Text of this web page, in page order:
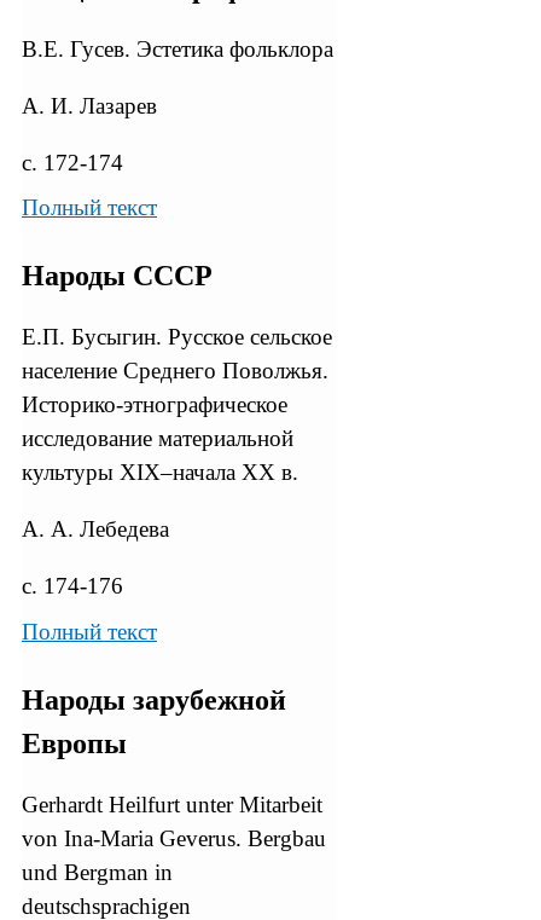
В.Е. Гусев. Эстетика фольклора
А. И. Лазарев
с. 172-174
Полный текст
Народы СССР
Е.П. Бусыгин. Русское сельское
население Среднего Поволжья.
Историко-этнографическое
исследование материальной
культуры XIX–начала XX в.
А. А. Лебедева
с. 174-176
Полный текст
Народы зарубежной
Европы
Gerhardt Heilfurt unter Mitarbeit
von Ina-Maria Geverus. Bergbau
und Bergman in
deutschsprachigen